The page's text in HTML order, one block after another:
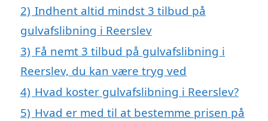
2) Indhent altid mindst 3 tilbud på
gulvafslibning i Reerslev
3) Få nemt 3 tilbud på gulvafslibning i
Reerslev, du kan være tryg ved
4) Hvad koster gulvafslibning i Reerslev?
5) Hvad er med til at bestemme prisen på